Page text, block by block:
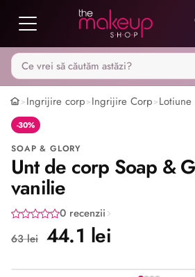
Caută pe MakeupShop
>Ingrijire corp>Ingrijire Corp>
-30%
SOAP & GLORY
Unt de corp Soap &
vanilie
0 recenzii
63 lei 44.1 lei